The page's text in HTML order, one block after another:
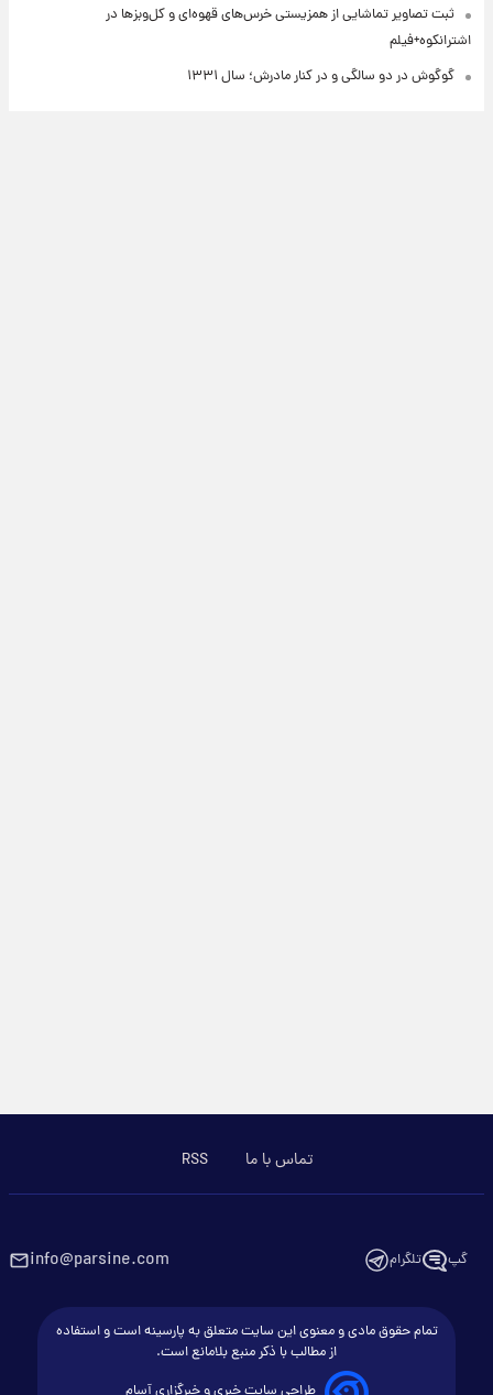
ثبت تصاویر تماشایی از همزیستی خرس‌های قهوه‌ای و کل‌وبزها در
اشترانکوه+فیلم
گوگوش در دو سالگی و در کنار مادرش؛ سال ۱۳۳۱
تماس با ما RSS
گپ تلگرام info@parsine.com
تمام حقوق مادی و معنوی این سایت متعلق به پارسینه است و استفاده
از مطالب با ذکر منبع بلامانع است.